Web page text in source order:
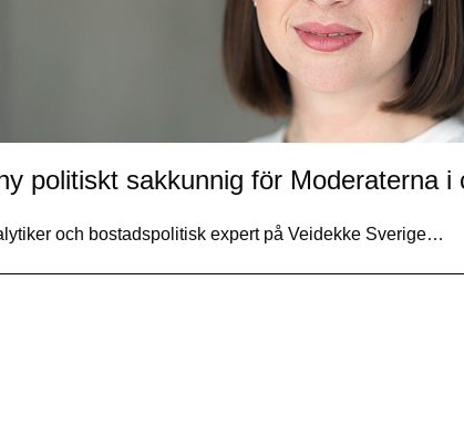
politiskt sakkunnig för Moderaterna i
och bostadspolitisk expert på Veidekke Sverige…